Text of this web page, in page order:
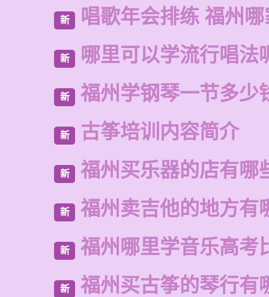
新 唱歌年会排练 福州
新 哪里可以学流行唱法
新 福州学钢琴一节多少
新 古筝培训内容简介
新 福州买乐器的店有哪
新 福州卖吉他的地方有
新 福州哪里学音乐高考
新 福州买古筝的琴行有